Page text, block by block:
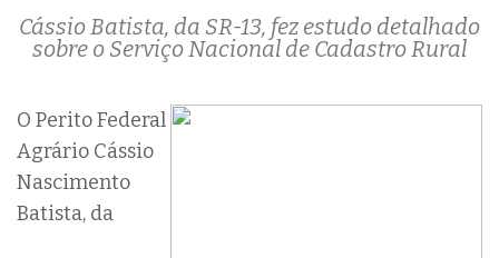
Cássio Batista, da SR-13, fez estudo detalhado
sobre o Serviço Nacional de Cadastro Rural
O Perito Federal
Agrário Cássio
Nascimento
Batista, da